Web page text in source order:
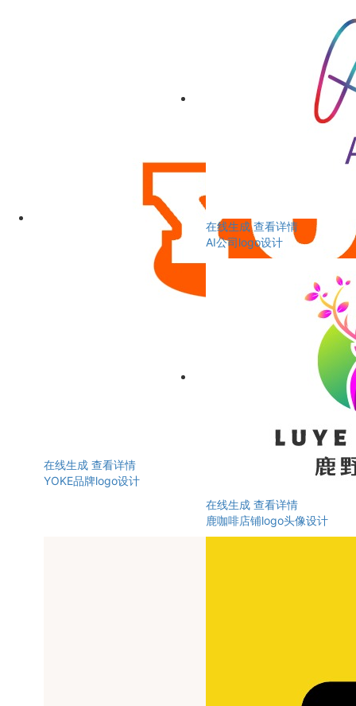
在线生成 查看详情
YOKE品牌logo设计
在线生成 查看详情
AI公司logo设计
在线生成 查看详情
鹿咖啡店铺logo头像设计